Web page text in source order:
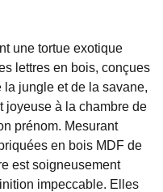
une tortue exotique
lettres en bois, conçues
jungle et de la savane,
joyeuse à la chambre de
prénom. Mesurant
en bois MDF de
est soigneusement
impeccable. Elles